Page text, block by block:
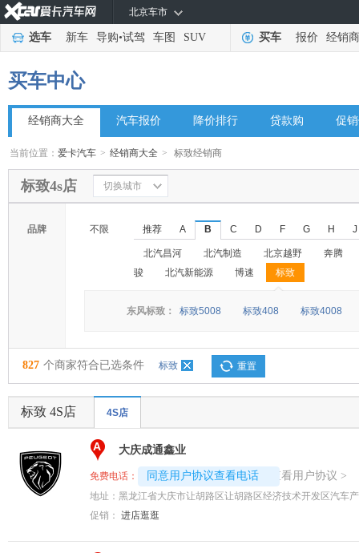
北京车市
选车 新车 导购•试驾 车图 SUV 买车 报价 经销商
买车中心
经销商大全 汽车报价 降价排行 贷款购 促
当前位置：爱卡汽车 > 经销商大全 > 标致经销商
标致4s店 切换城市
品牌 不限 推荐 A B C D F G H J
北汽昌河 北汽制造 北京越野
奔腾
骏
北汽新能源 博速 标致
◆
◆
东风标致： 标致5008 标致408 标致4008
827 个商家符合已选条件 标致 重置
标致 4S店 4S店
A 大庆成通鑫业
免费电话： 同意用户协议查看电话
4008192696-7374 查看用户协议 >
地址： 黑龙江省大庆市让胡路区让胡路区经济技术开发区汽车
促销： 进店逛逛